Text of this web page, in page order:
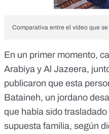
Comparativa entre el vídeo que
En un primer momento,
Arabiya y Al Jazeera,
publicaron que esta
Bataineh, un jordano
que había sido
supuesta familia, según